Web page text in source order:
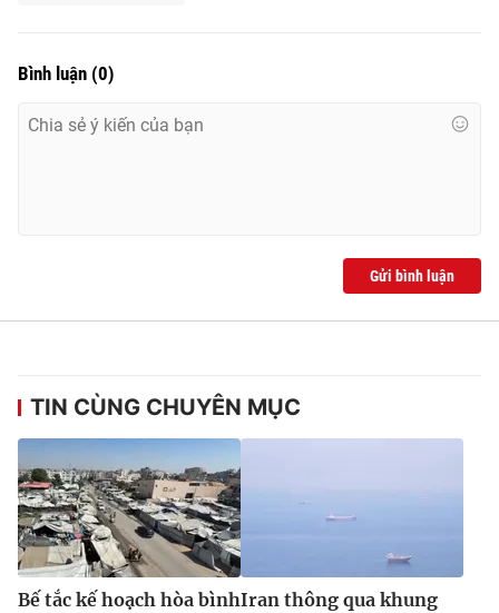
Bình luận (0)
Gửi bình luận
TIN CÙNG CHUYÊN MỤC
Bế tắc kế hoạch hòa bìnhIran thông qua khung